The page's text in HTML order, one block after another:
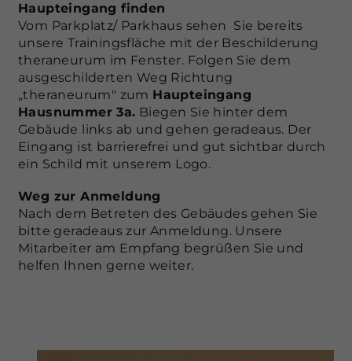
Haupteingang finden
Vom Parkplatz/ Parkhaus sehen Sie bereits
unsere Trainingsfläche mit der Beschilderung
theraneurum im Fenster. Folgen Sie dem
ausgeschilderten Weg Richtung
„theraneurum" zum Haupteingang
Hausnummer 3a. Biegen Sie hinter dem
Gebäude links ab und gehen geradeaus. Der
Eingang ist barrierefrei und gut sichtbar durch
ein Schild mit unserem Logo.
Weg zur Anmeldung
Nach dem Betreten des Gebäudes gehen Sie
bitte geradeaus zur Anmeldung. Unsere
Mitarbeiter am Empfang begrüßen Sie und
helfen Ihnen gerne weiter.